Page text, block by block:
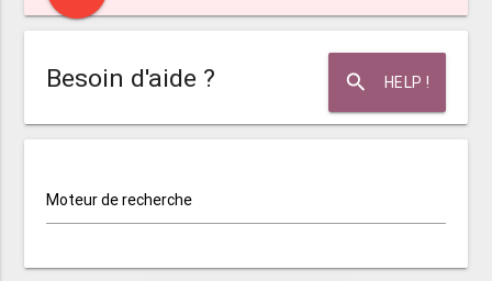
search HELP !
Besoin d'aide ?
Moteur de recherche